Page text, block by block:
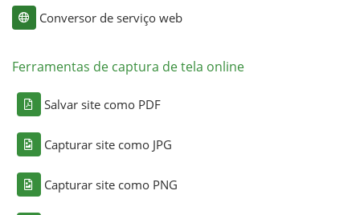
Conversor de serviço web
Ferramentas de captura de tela online
Salvar site como PDF
Capturar site como JPG
Capturar site como PNG